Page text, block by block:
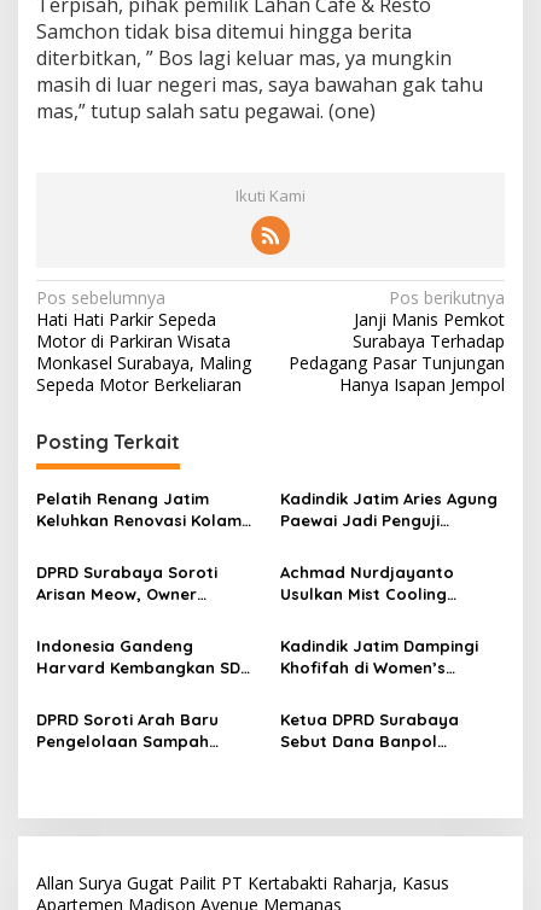
Samchon tidak bisa ditemui hingga berita
diterbitkan, ” Bos lagi keluar mas, ya mungkin
masih di luar negeri mas, saya bawahan gak tahu
mas,” tutup salah satu pegawai. (one)
Ikuti Kami
N
a
v
i
g
a
s
i
p
o
s
Pos sebelumnya
Hati Hati Parkir Sepeda
Motor di Parkiran Wisata
Monkasel Surabaya, Maling
Sepeda Motor Berkeliaran
Pos berikutnya
Janji Manis Pemkot
Surabaya Terhadap
Pedagang Pasar Tunjungan
Hanya Isapan Jempol
Posting Terkait
Pelatih Renang Jatim
Keluhkan Renovasi Kolam
Persiapan Menuju PON 2028
Terganggu
Kadindik Jatim Aries Agung
Paewai Jadi Penguji
Tingkat II 2026, Tekankan
Inovasi Berdampak bagi
DPRD Surabaya Soroti
Arisan Meow, Owner
Member Secara Bertahap
Achmad Nurdjayanto
Usulkan Mist Cooling
Surabaya di Tengah Cuaca
Panas
Indonesia Gandeng
Harvard Kembangkan SDM
Dunia
Kadindik Jatim Dampingi
Khofifah di Women’s
Perkuat Kepemimpinan
Perempuan untuk Indonesia
DPRD Soroti Arah Baru
Pengelolaan Sampah
Ketua DPRD Surabaya
Sebut Dana Banpol
Allan Surya Gugat Pailit PT Kertabakti Raharja, Kasus
Apartemen Madison Avenue Memanas